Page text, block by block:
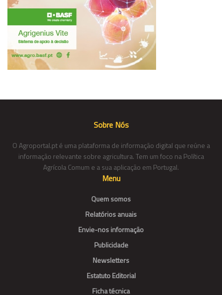
Sobre Nós
O Agroportal.pt é uma plataforma de informação digital que reúne a
informação relevante sobre agricultura. Tem um foco na Política
Agrícola Comum e a sua aplicação em Portugal.
Menu
Quem somos
Relatórios anuais
Envie-nos informação
Publicidade
Newsletters
Estatuto Editorial
Ficha técnica